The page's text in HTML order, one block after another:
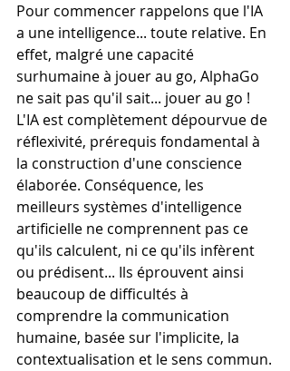
Pour commencer rappelons que l'IA
a une intelligence... toute relative. En
effet, malgré une capacité
surhumaine à jouer au go, AlphaGo
ne sait pas qu'il sait... jouer au go !
L'IA est complètement dépourvue de
réflexivité, prérequis fondamental à
la construction d'une conscience
élaborée. Conséquence, les
meilleurs systèmes d'intelligence
artificielle ne comprennent pas ce
qu'ils calculent, ni ce qu'ils infèrent
ou prédisent... Ils éprouvent ainsi
beaucoup de difficultés à
comprendre la communication
humaine, basée sur l'implicite, la
contextualisation et le sens commun.